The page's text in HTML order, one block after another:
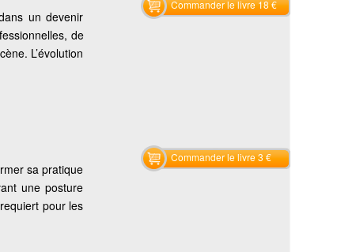
un devenir
de
L’évolution
Commander le livre 18 €
sa pratique
une posture
pour les
Commander le livre 3 €